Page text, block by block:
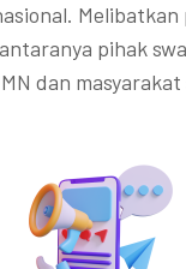
Melibatkan
pihak
dan masyarakat